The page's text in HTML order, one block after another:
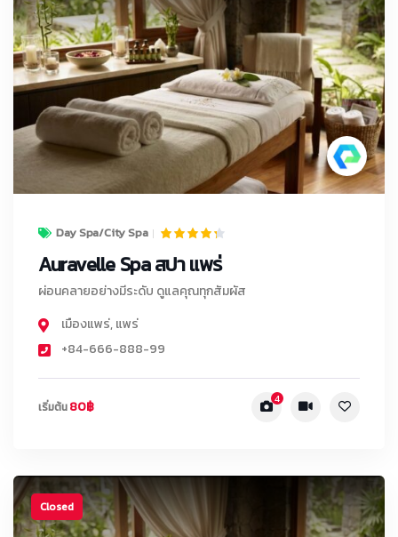
Day Spa/City Spa
Auravelle Spa สปา แพร่
ผ่อนคลายอย่างมีระดับ ดูแลคุณทุกสัมผัส
เมืองแพร่,แพร่
+84-666-888-99
เริ่มต้น80฿ 4
Closed